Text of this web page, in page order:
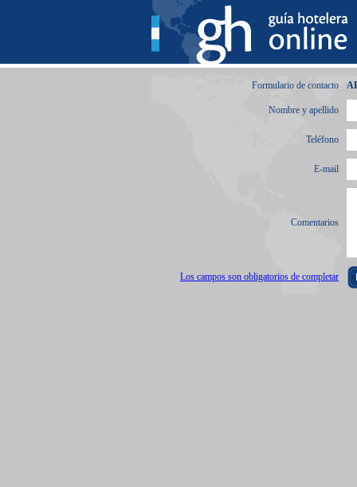
Formulario de contacto
Nombre y apellido
Teléfono
E-mail
Comentarios
Los campos son obligatorios de completar